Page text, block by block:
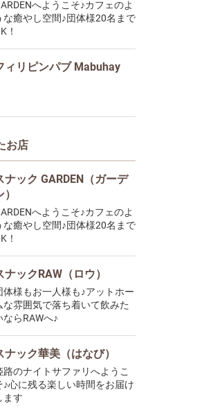
へようこそ♪カフェのよ
な癒やし空間♪団体様20名まで
！
ィリピンパブ Mabuhay
お店
ナック GARDEN（ガーデ
）
へようこそ♪カフェのよ
な癒やし空間♪団体様20名まで
！
ナックRAW（ロウ）
体様もお一人様も♪アットホー
な雰囲気で落ち着いて飲みた
ならRAWへ♪
ナック華美（はなび）
路のナイトサファリへようこ
♪心に残る楽しい時間をお届け
ます